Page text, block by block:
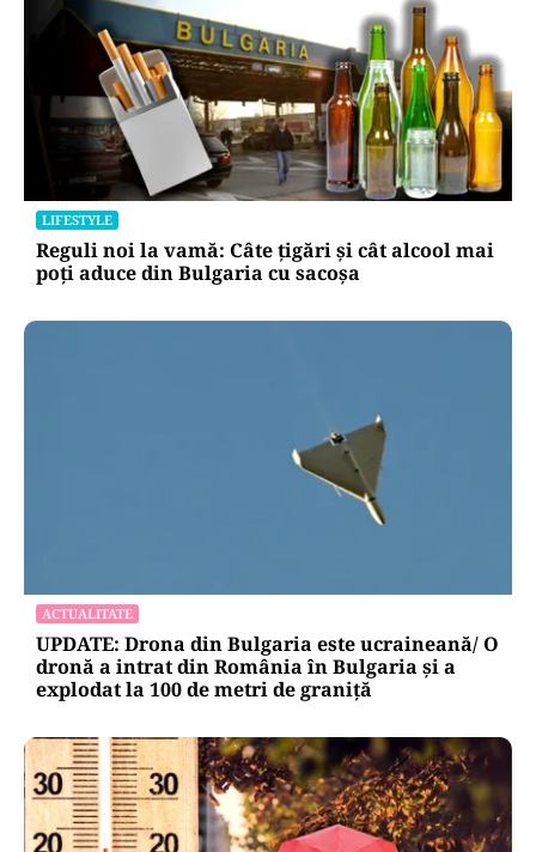
LIFESTYLE
Reguli noi la vamă: Câte țigări și cât alcool mai
poți aduce din Bulgaria cu sacoșa
ACTUALITATE
UPDATE: Drona din Bulgaria este ucraineană/ O
dronă a intrat din România în Bulgaria şi a
explodat la 100 de metri de graniţă